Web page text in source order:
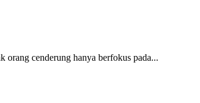
orang cenderung hanya berfokus pada...